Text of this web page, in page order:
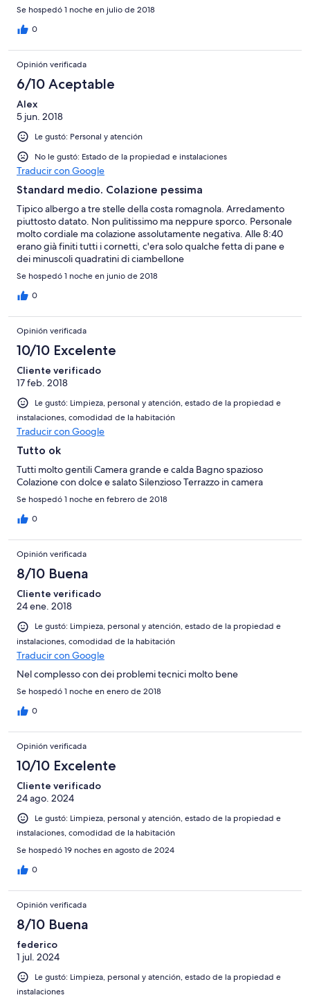
Se hospedó 1 noche en julio de 2018
0
Opinión verificada
6/10 Aceptable
Alex
5 jun. 2018
Le gustó: Personal y atención
No le gustó: Estado de la propiedad e instalaciones
Traducir con Google
Standard medio. Colazione pessima
Tipico albergo a tre stelle della costa romagnola. Arredamento
piuttosto datato. Non pulitissimo ma neppure sporco. Personale
molto cordiale ma colazione assolutamente negativa. Alle 8:40
erano già finiti tutti i cornetti, c'era solo qualche fetta di pane e
dei minuscoli quadratini di ciambellone
Se hospedó 1 noche en junio de 2018
0
Opinión verificada
10/10 Excelente
Cliente verificado
17 feb. 2018
Le gustó: Limpieza, personal y atención, estado de la propiedad e
instalaciones, comodidad de la habitación
Traducir con Google
Tutto ok
Tutti molto gentili Camera grande e calda Bagno spazioso
Colazione con dolce e salato Silenzioso Terrazzo in camera
Se hospedó 1 noche en febrero de 2018
0
Opinión verificada
8/10 Buena
Cliente verificado
24 ene. 2018
Le gustó: Limpieza, personal y atención, estado de la propiedad e
instalaciones, comodidad de la habitación
Traducir con Google
Nel complesso con dei problemi tecnici molto bene
Se hospedó 1 noche en enero de 2018
0
Opinión verificada
10/10 Excelente
Cliente verificado
24 ago. 2024
Le gustó: Limpieza, personal y atención, estado de la propiedad e
instalaciones, comodidad de la habitación
Se hospedó 19 noches en agosto de 2024
0
Opinión verificada
8/10 Buena
federico
1 jul. 2024
Le gustó: Limpieza, personal y atención, estado de la propiedad e
instalaciones